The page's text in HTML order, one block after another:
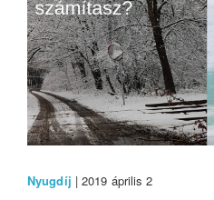
Nyugdíj | 2019 április 2